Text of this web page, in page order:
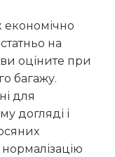
на
ви оціните при
багажу.
для
догляді і